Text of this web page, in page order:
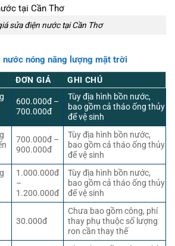
sửa điện nước tại Cần Thơ
nước nóng năng lượng mặt trời
ĐƠN GIÁ
GHI CHÚ
600.000đ –
700.000đ
Tùy địa hình bồn nước,
bao gồm cả tháo ống thủy
để vệ sinh
700.000đ –
900.000đ
Tùy địa hình bồn nước,
bao gồm cả tháo ống thủy
để vệ sinh
1.000.000đ
–
1.200.000đ
Tùy địa hình bồn nước,
bao gồm cả tháo ống thủy
để vệ sinh
30.000đ
Chưa bao gồm công, phí
thay phụ thuộc số lượng
ron cần thay thế